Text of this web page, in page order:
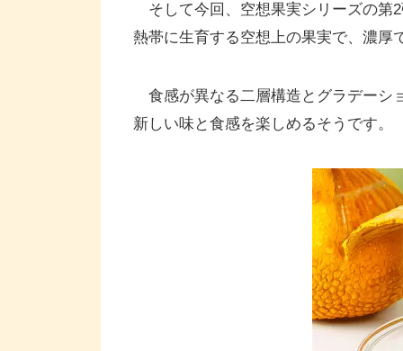
そして今回、空想果実シリーズの第
熱帯に生育する空想上の果実で、濃厚
食感が異なる二層構造とグラデーシ
新しい味と食感を楽しめるそうです。